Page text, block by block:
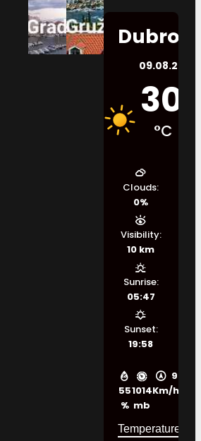
09.08.2026.
30
°C
55
%
1014
mb
9
Km/h
Clouds:
0%
Visibility:
10 km
Sunrise:
05:47
Sunset:
19:58